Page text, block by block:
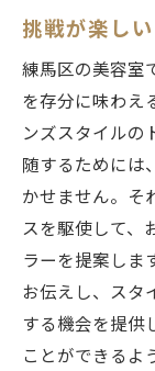
挑戦が楽し
練馬区の美容室
を存分に味わえ
ンズスタイルの
随するためには
かせません。そ
スを駆使して、
ラーを提案しま
お伝えし、スタ
する機会を提供
ことができるよ